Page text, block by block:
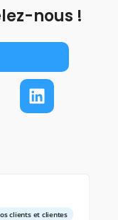
nous !
clients et clientes